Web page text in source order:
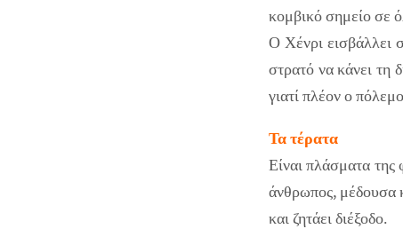
κομβικό σημείο σε
Ο Χένρι εισβάλλει
στρατό να κάνει τη
γιατί πλέον ο
Τα τέρατα
Είναι πλάσματα
άνθρωπος, μέδουσα
και ζητάει διέξοδο.